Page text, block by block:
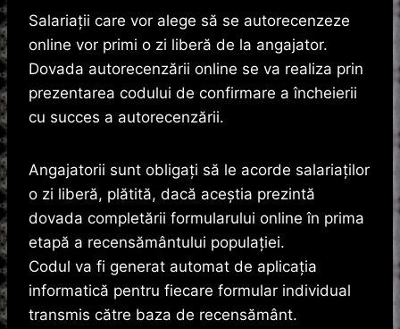
Salariaţii care vor alege să se autorecenzeze
online vor primi o zi liberă de la angajator.
Dovada autorecenzării online se va realiza prin
prezentarea codului de confirmare a încheierii
cu succes a autorecenzării.
Angajatorii sunt obligați să le acorde salariaților
o zi liberă, plătită, dacă aceştia prezintă
dovada completării formularului online în prima
etapă a recensământului populației.
Codul va fi generat automat de aplicaţia
informatică pentru fiecare formular individual
transmis către baza de recensământ.